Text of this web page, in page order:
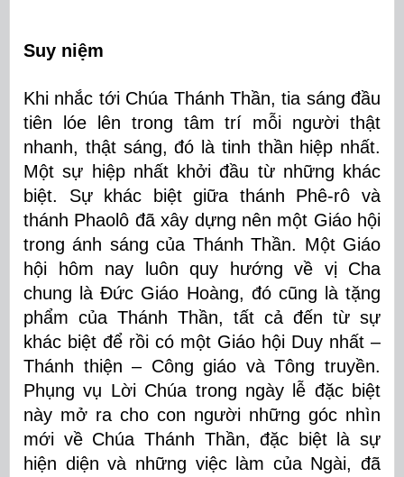
Suy niệm
Khi nhắc tới Chúa Thánh Thần, tia sáng đầu
tiên lóe lên trong tâm trí mỗi người thật
nhanh, thật sáng, đó là tinh thần hiệp nhất.
Một sự hiệp nhất khởi đầu từ những khác
biệt. Sự khác biệt giữa thánh Phê-rô và
thánh Phaolô đã xây dựng nên một Giáo hội
trong ánh sáng của Thánh Thần. Một Giáo
hội hôm nay luôn quy hướng về vị Cha
chung là Đức Giáo Hoàng, đó cũng là tặng
phẩm của Thánh Thần, tất cả đến từ sự
khác biệt để rồi có một Giáo hội Duy nhất –
Thánh thiện – Công giáo và Tông truyền.
Phụng vụ Lời Chúa trong ngày lễ đặc biệt
này mở ra cho con người những góc nhìn
mới về Chúa Thánh Thần, đặc biệt là sự
hiện diện và những việc làm của Ngài, đã